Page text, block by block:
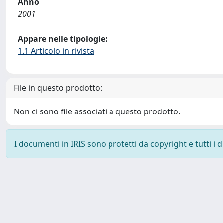
2001
Appare nelle tipologie:
1.1 Articolo in rivista
File in questo prodotto:
Non ci sono file associati a questo prodotto.
I documenti in IRIS sono protetti da copyright e tutti i